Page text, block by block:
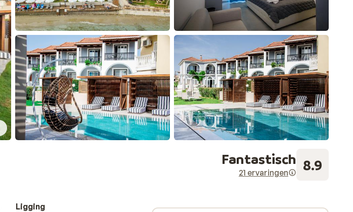
Fantastisch
21 ervaringen 8.9
Ligging